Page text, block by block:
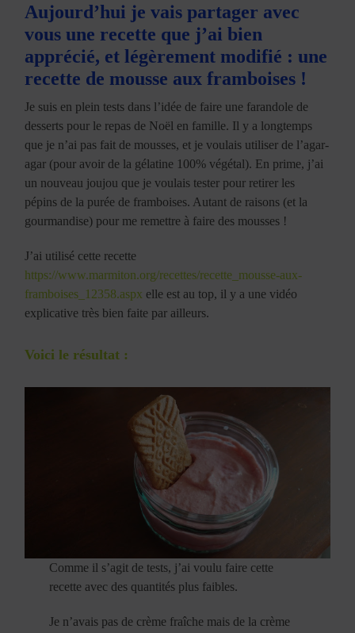
Aujourd’hui je vais partager avec
vous une recette que j’ai bien
apprécié, et légèrement modifié : une
recette de mousse aux framboises !
Je suis en plein tests dans l’idée de faire une farandole de
desserts pour le repas de Noël en famille. Il y a longtemps
que je n’ai pas fait de mousses, et je voulais utiliser de l’agar-
agar (pour avoir de la gélatine 100% végétal). En prime, j’ai
un nouveau joujou que je voulais tester pour retirer les
pépins de la purée de framboises. Autant de raisons (et la
gourmandise) pour me remettre à faire des mousses !
J’ai utilisé cette recette
https://www.marmiton.org/recettes/recette_mousse-aux-
framboises_12358.aspx elle est au top, il y a une vidéo
explicative très bien faite par ailleurs.
Voici le résultat :
Comme il s’agit de tests, j’ai voulu faire cette
recette avec des quantités plus faibles.
Je n’avais pas de crème fraîche mais de la crème